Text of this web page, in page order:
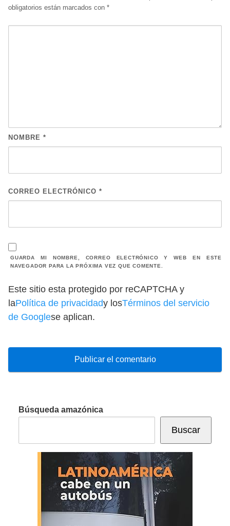
obligatorios están marcados con *
NOMBRE *
CORREO ELECTRÓNICO *
GUARDA MI NOMBRE, CORREO ELECTRÓNICO Y WEB EN ESTE
NAVEGADOR PARA LA PRÓXIMA VEZ QUE COMENTE.
Este sitio esta protegido por reCAPTCHA y
laPolítica de privacidady losTérminos del servicio
de Googlese aplican.
Búsqueda amazónica
Buscar